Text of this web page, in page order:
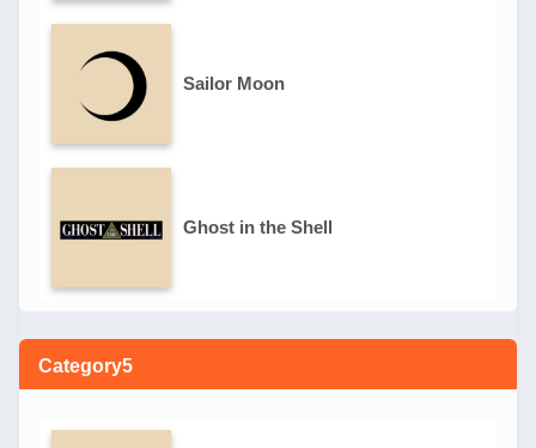
Sailor Moon
Ghost in the Shell
Category5